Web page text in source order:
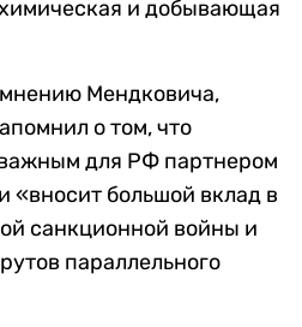
и добывающая
Мендковича,
о том, что
для РФ партнером
«вносит большой вклад в
санкционной войны и
параллельного